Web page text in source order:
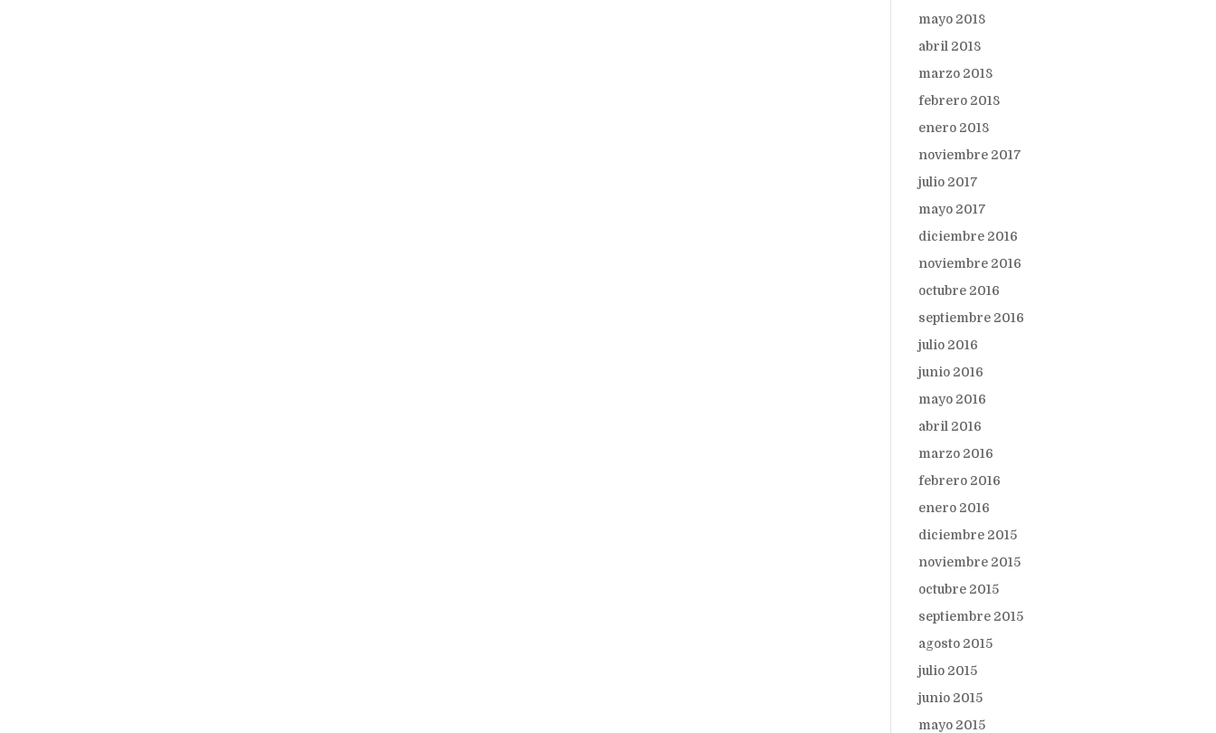
mayo 2018
abril 2018
marzo 2018
febrero 2018
enero 2018
noviembre 2017
julio 2017
mayo 2017
diciembre 2016
noviembre 2016
octubre 2016
septiembre 2016
julio 2016
junio 2016
mayo 2016
abril 2016
marzo 2016
febrero 2016
enero 2016
diciembre 2015
noviembre 2015
octubre 2015
septiembre 2015
agosto 2015
julio 2015
junio 2015
mayo 2015